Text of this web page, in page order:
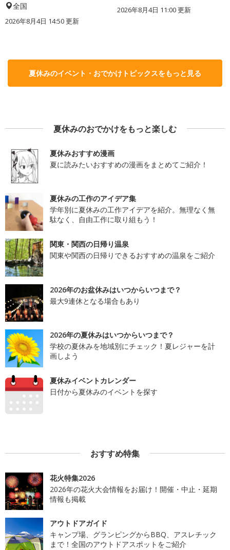
全国
2026年8月4日 14:50更新
2026年8月4日 11:00更新
夏休みのイベント・おでかけトピックスをもっと見る
夏休みのおでかけをもっと楽しむ
夏休みおすすめ漫画
夏に読みたいおすすめの漫画をまとめてご紹介！
夏休みの工作のアイデア集
学年別に夏休みの工作アイデアを紹介。無理なく無
駄なく、自由工作に取り組もう！
関東・関西の日帰り温泉
関東や関西の日帰りできるおすすめの温泉をご紹介
2026年のお盆休みはいつからいつまで？
最大9連休となる場合もあり
2026年の夏休みはいつからいつまで？
学校の夏休みを地域別にチェック！夏レジャーを計
画しよう
夏休みイベントカレンダー
日付から夏休みのイベントを探す
おすすめ特集
花火特集2026
2026年の花火大会情報をお届け！開催・中止・延期
情報も掲載
アウトドアガイド
キャンプ場、グランピングからBBQ、アスレチック
まで！全国のアウトドアスポットをご紹介